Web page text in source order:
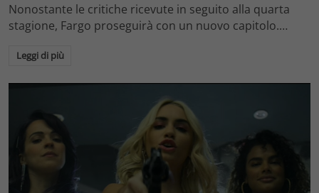
Nonostante le critiche ricevute in seguito alla quarta
stagione, Fargo proseguirà con un nuovo capitolo.…
Leggi di più